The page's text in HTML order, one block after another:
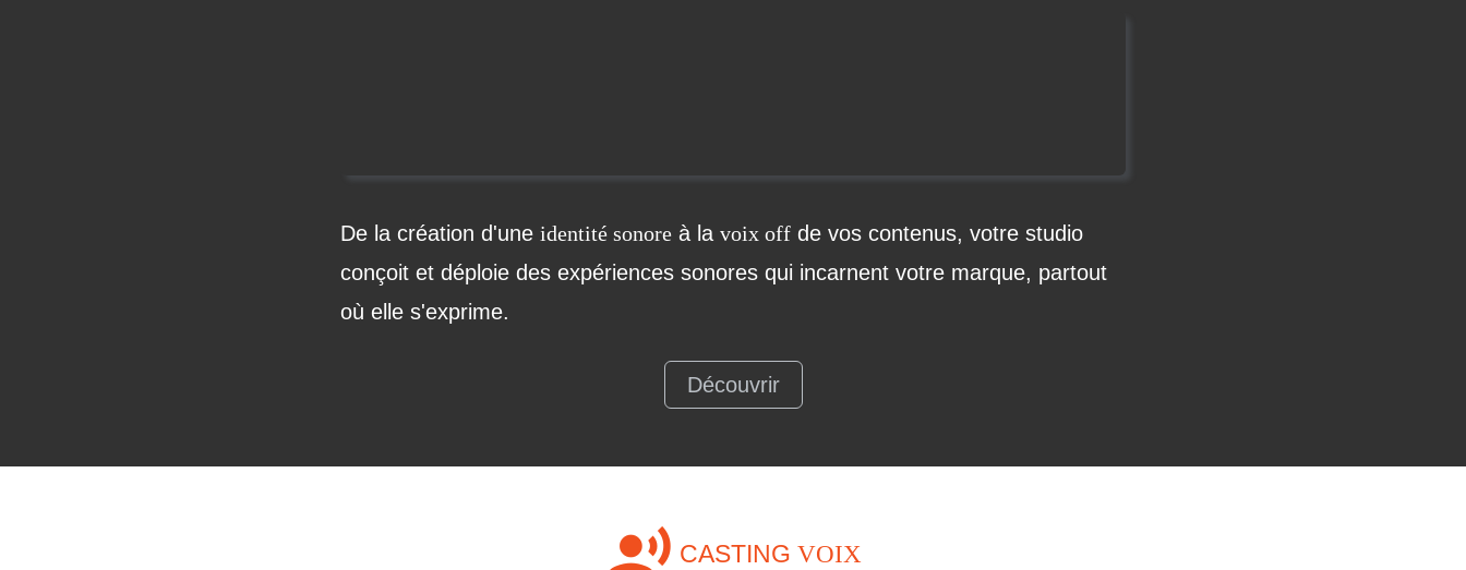
De la création d'une identité sonore à la voix off de vos contenus, votre studio
conçoit et déploie des expériences sonores qui incarnent votre marque, partout
où elle s'exprime.
Découvrir
record_voice_over CASTING VOIX